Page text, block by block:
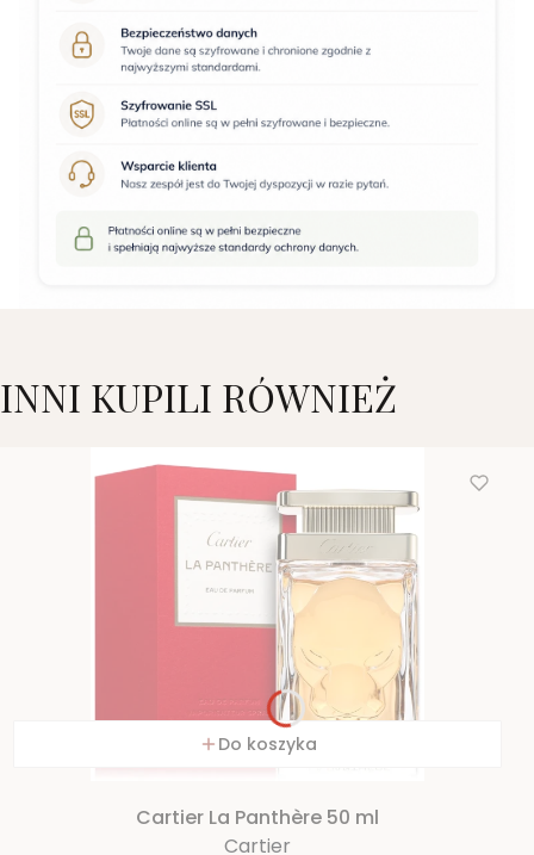
INNI KUPILI RÓWNIEŻ
Do koszyka
Cartier La Panthère 50 ml
Cartier